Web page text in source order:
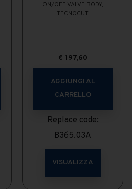
ON/OFF VALVE BODY,
TECNOCUT
€ 197,60
AGGIUNGI AL
CARRELLO
Replace code:
B365.03A
VISUALIZZA